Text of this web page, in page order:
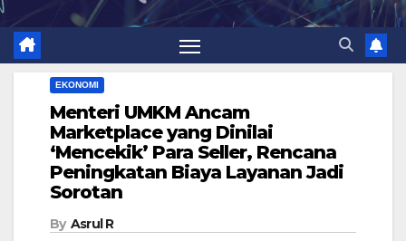
EKONOMI
Menteri UMKM Ancam
Marketplace yang Dinilai
‘Mencekik’ Para Seller, Rencana
Peningkatan Biaya Layanan Jadi
Sorotan‎
By Asrul R